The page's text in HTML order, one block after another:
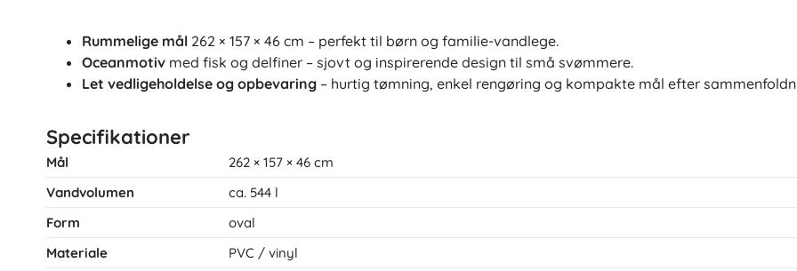
Rummelige mål 262 × 157 × 46 cm – perfekt til børn og familie-vandlege.
Oceanmotiv med fisk og delfiner – sjovt og inspirerende design til små svømmere.
Let vedligeholdelse og opbevaring – hurtig tømning, enkel rengøring og kompakte mål efter
Specifikationer
Mål
262 × 157 × 46 cm
Vandvolumen
ca. 544 l
Form
oval
Materiale
PVC / vinyl